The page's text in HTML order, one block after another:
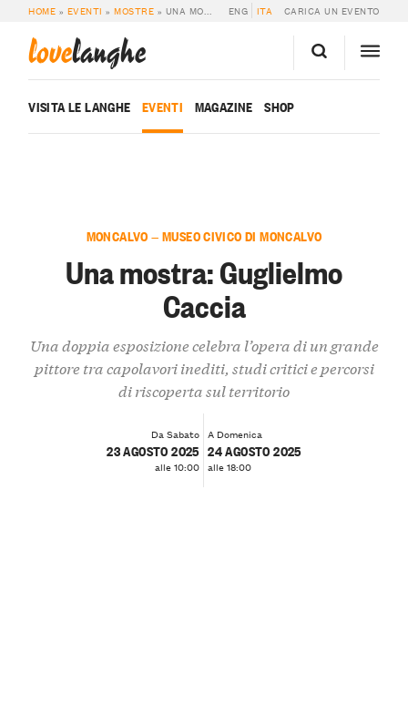
HOME » EVENTI »MOSTRE » UNA MOSTRA: GUGLIELMO CACCIA ENG ITA CARICA UN EVENTO
lovelanghe
VISITA LE LANGHE EVENTI MAGAZINE SHOP
MONCALVO — MUSEO CIVICO DI MONCALVO
Una mostra: Guglielmo
Caccia
Una doppia esposizione celebra l’opera di un grande
pittore tra capolavori inediti, studi critici e percorsi
di riscoperta sul territorio
Da Sabato
23 AGOSTO 2025
alle 10:00
A Domenica
24 AGOSTO 2025
alle 18:00